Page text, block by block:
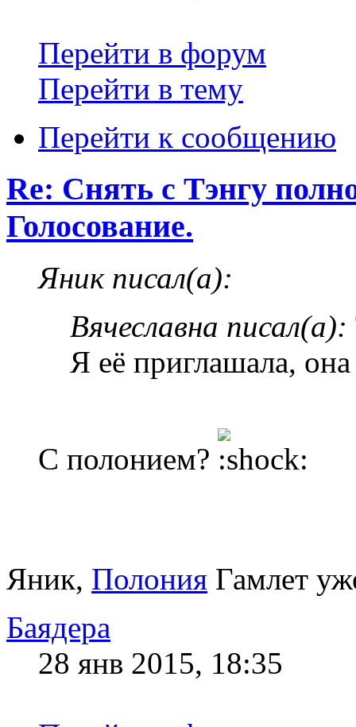
Перейти в форум
Перейти в тему
Перейти к сообщению
Re: Снять с Тэнгу
Голосование.
Яник писал(а):
Вячеславна писал(а):
Я её приглашала, она
С полонием?
Яник, Полония Гамлет
Баядера
28 янв 2015, 18:35